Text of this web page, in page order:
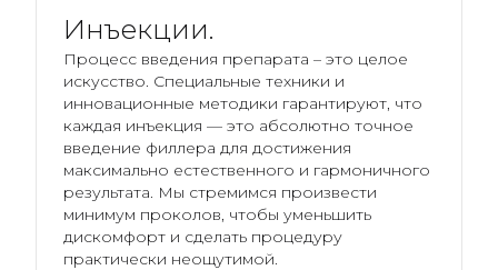
Инъекции.
Процесс введения препарата – это целое
искусство. Специальные техники и
инновационные методики гарантируют, что
каждая инъекция — это абсолютно точное
введение филлера для достижения
максимально естественного и гармоничного
результата. Мы стремимся произвести
минимум проколов, чтобы уменьшить
дискомфорт и сделать процедуру
практически неощутимой.